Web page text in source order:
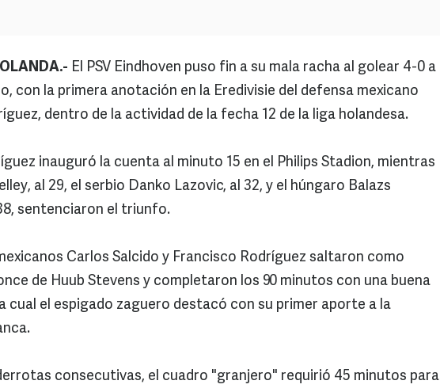
El PSV Eindhoven puso fin a su mala racha al golear 4-0 a
con la primera anotación en la Eredivisie del defensa mexicano
dentro de la actividad de la fecha 12 de la liga holandesa.
inauguró la cuenta al minuto 15 en el Philips Stadion, mientras
al 29, el serbio Danko Lazovic, al 32, y el húngaro Balazs
sentenciaron el triunfo.
Carlos Salcido y Francisco Rodríguez saltaron como
de Huub Stevens y completaron los 90 minutos con una buena
cual el espigado zaguero destacó con su primer aporte a la
consecutivas, el cuadro "granjero" requirió 45 minutos para